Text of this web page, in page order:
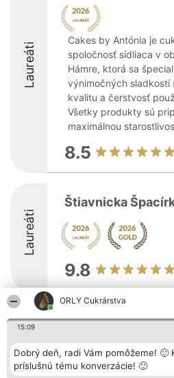
ORLY Cukrárstva
15:09
Dobrý deň, radi Vám pomôžeme! 🙂
príslušnú tému konverzácie! 🙂
Laureáti
Cakes by Antónia je
spoločnosť sídliaca v
Hámre, ktorá sa
výnimočných sladkostí
kvalitu a čerstvosť
Všetky produkty sú
maximálnou
8.5
Laureáti
Štiavnicka
9.8
Organizátor hodnotenia
Bright Side Solutions sp. z o.
ul. Ruska 22
Wrocław 50-079
KRS 0000749100 | Regon
wszystkich
Laureatów
Podmienky